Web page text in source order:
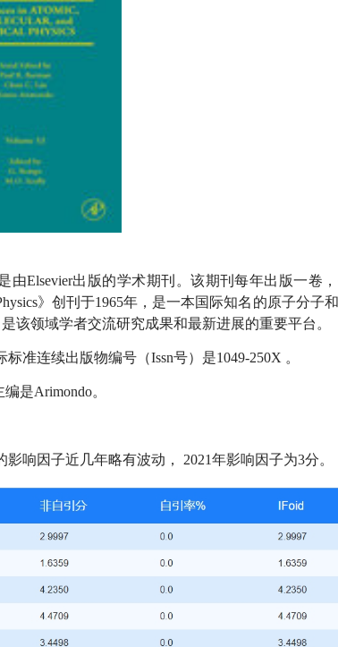
是由Elsevier出版的学术期刊。该期刊每年出版一卷
》创刊于1965年，是一本国际知名的原子分子
该领域学者交流研究成果和最新进展的重要平台。
标准连续出版物编号（Issn号）是1049-250X 。
是Arimondo。
影响因子近几年略有波动， 2021年影响因子为3分。